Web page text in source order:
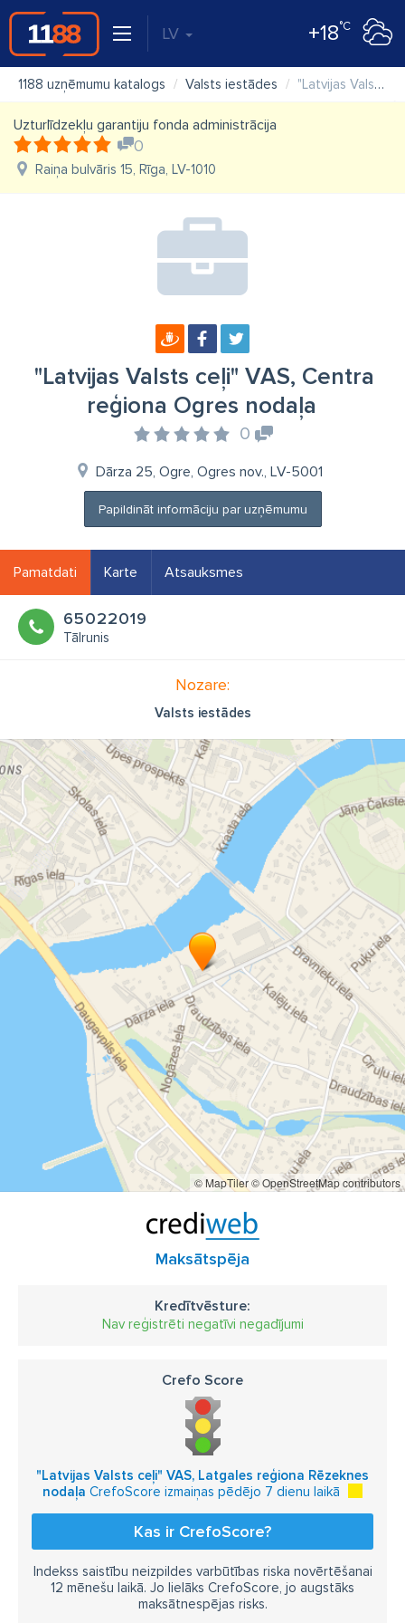
LV +18°C
1188 uzņēmumu katalogs Valsts iestādes "Latvijas Valsts ceļi" VAS, Centra reģiona Ogres nodaļa
Uzturlīdzekļu garantiju fonda administrācija
0
Raiņa bulvāris 15, Rīga, LV-1010
"Latvijas Valsts ceļi" VAS, Centra
reģiona Ogres nodaļa
0
Dārza 25, Ogre, Ogres nov., LV-5001
Papildināt informāciju par uzņēmumu
Pamatdati Karte Atsauksmes
65022019
Tālrunis
Nozare:
Valsts iestādes
© MapTiler© OpenStreetMap contributors
Maksātspēja
Kredītvēsture:
Nav reģistrēti negatīvi negadījumi
Crefo Score
"Latvijas Valsts ceļi" VAS, Latgales reģiona Rēzeknes
nodaļa CrefoScore izmaiņas pēdējo 7 dienu laikā
Kas ir CrefoScore?
Indekss saistību neizpildes varbūtības riska novērtēšanai
12 mēnešu laikā. Jo lielāks CrefoScore, jo augstāks
maksātnespējas risks.